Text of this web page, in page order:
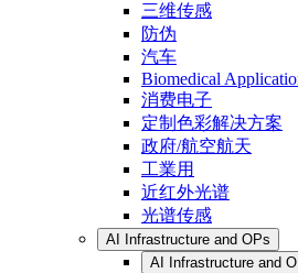
三维传感
防伪
汽车
Biomedical
消费电子
定制色彩解决方案
政府/航空航天
工業用
近红外光谱
光谱传感
AI Infrastructure and OPs
AI Infrastructure and